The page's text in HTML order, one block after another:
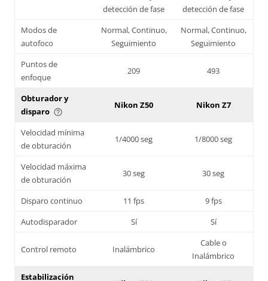
detección de fase
detección de fase
Modos de
autofoco
Normal, Continuo,
Seguimiento
Normal, Continuo,
Seguimiento
Puntos de
enfoque
209 493
Obturador y
disparo help_outline
Nikon Z50 Nikon Z7
Velocidad mínima
de obturación
1/4000 seg 1/8000 seg
Velocidad máxima
de obturación
30 seg 30 seg
Disparo continuo 11 fps
9 fps
Autodisparador
Sí Sí
Control remoto Inalámbrico
Cable o
Inalámbrico
Estabilización